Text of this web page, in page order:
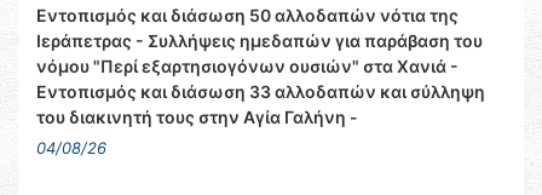
Εντοπισμός και διάσωση 50 αλλοδαπών νότια της
Ιεράπετρας - Συλλήψεις ημεδαπών για παράβαση του
νόμου "Περί εξαρτησιογόνων ουσιών" στα Χανιά -
Εντοπισμός και διάσωση 33 αλλοδαπών και σύλληψη
του διακινητή τους στην Αγία Γαλήνη -
04/08/26